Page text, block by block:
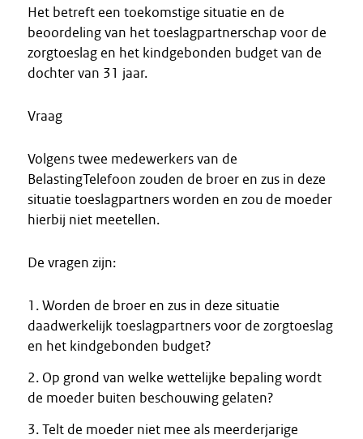
Het betreft een toekomstige situatie en de
beoordeling van het toeslagpartnerschap voor de
zorgtoeslag en het kindgebonden budget van de
dochter van 31 jaar.
Vraag
Volgens twee medewerkers van de
BelastingTelefoon zouden de broer en zus in deze
situatie toeslagpartners worden en zou de moeder
hierbij niet meetellen.
De vragen zijn:
1. Worden de broer en zus in deze situatie
daadwerkelijk toeslagpartners voor de zorgtoeslag
en het kindgebonden budget?
2. Op grond van welke wettelijke bepaling wordt
de moeder buiten beschouwing gelaten?
3. Telt de moeder niet mee als meerderjarige